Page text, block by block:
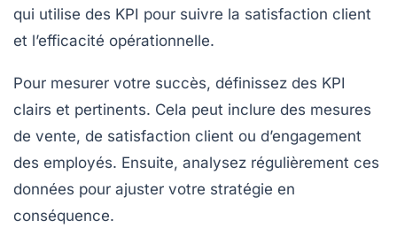
qui utilise des KPI pour suivre la satisfaction client
et l’efficacité opérationnelle.
Pour mesurer votre succès, définissez des KPI
clairs et pertinents. Cela peut inclure des mesures
de vente, de satisfaction client ou d’engagement
des employés. Ensuite, analysez régulièrement ces
données pour ajuster votre stratégie en
conséquence.